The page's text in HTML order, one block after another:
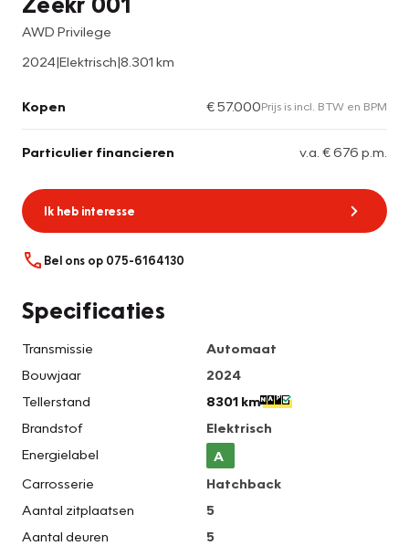
AWD Privilege
2024|Elektrisch|8.301 km
Kopen € 57.000Prijs is incl. BTW en BPM
Particulier financieren v.a. € 676 p.m.
Ik heb interesse
Bel ons op 075-6164130
Specificaties
Transmissie
Automaat
Bouwjaar
2024
Tellerstand
8301 km
Brandstof
Elektrisch
Energielabel
A
Carrosserie
Hatchback
Aantal zitplaatsen
5
Aantal deuren
5